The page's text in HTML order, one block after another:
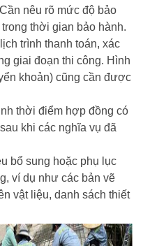
nêu rõ mức độ bảo
thời gian bảo hành.
trình thanh toán, xác
giai đoạn thi công. Hình
khoản) cũng cần được
thời điểm hợp đồng có
khi các nghĩa vụ đã
bổ sung hoặc phụ lục
ví dụ như các bản vẽ
vật liệu, danh sách thiết